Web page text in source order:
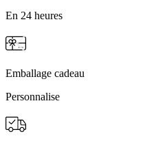
En 24 heures
Emballage cadeau
Personnalise